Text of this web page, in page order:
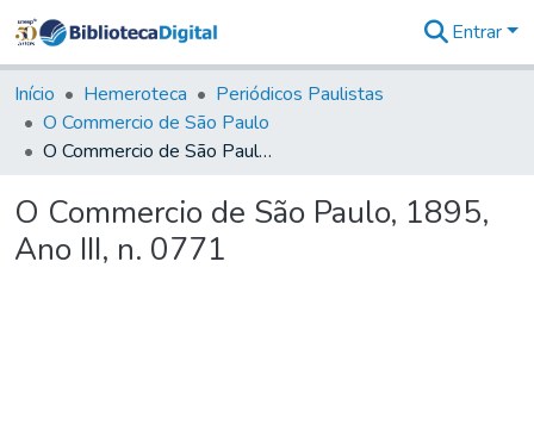
&
Coleções
Tudo na
Biblioteca
Estatísticas
Entrar
Início Hemeroteca
Periódicos Paulistas
O Commercio de São Paulo
O Commercio de São Paulo, 1895, Ano III, n. 0771
O Commercio de São Paulo, 1895,
Ano III, n. 0771